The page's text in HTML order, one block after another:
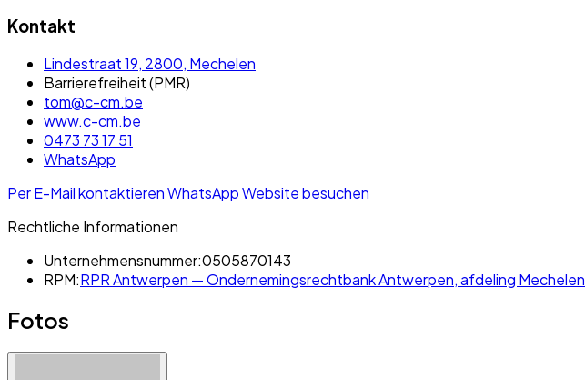
Kontakt
Lindestraat 19, 2800, Mechelen
Barrierefreiheit (PMR)
tom@c-cm.be
www.c-cm.be
0473 73 17 51
WhatsApp
Per E-Mail kontaktierenWhatsAppWebsite besuchen
Rechtliche Informationen
Unternehmensnummer:0505870143
RPM:RPR Antwerpen — Ondernemingsrechtbank Antwerpen, afdeling Mechelen
Fotos